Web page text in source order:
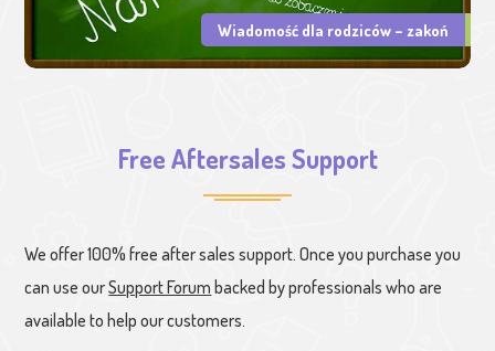
Wiadomość dla rodziców – zakoń
Free Aftersales Support
We offer 100% free after sales support. Once you purchase you
can use ourSupport Forum backed by professionals who are
available to help our customers.